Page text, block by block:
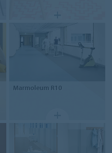
Marmoleum R10